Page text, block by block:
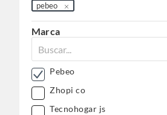
pebeo
Marca
Pebeo
Zhopi co
Tecnohogar js